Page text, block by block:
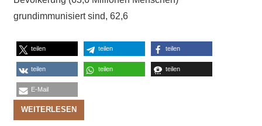
grundimmunisiert sind, 62,6
teilen teilen teilen
teilen teilen teilen
E-Mail
WEITERLESEN